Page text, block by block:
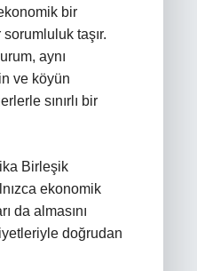
bir
taşır.
aynı
ve köyün
sınırlı bir
Birleşik
ekonomik
da almasını
doğrudan